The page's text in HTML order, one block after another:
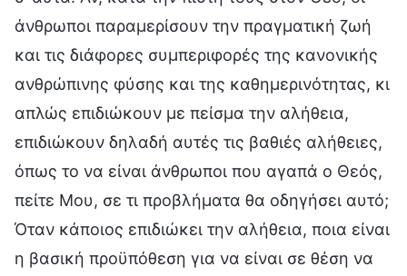
άνθρωποι παραμερίσουν την πραγματική ζωή
και τις διάφορες συμπεριφορές της κανονικής
ανθρώπινης φύσης και της καθημερινότητας, κι
απλώς επιδιώκουν με πείσμα την αλήθεια,
επιδιώκουν δηλαδή αυτές τις βαθιές αλήθειες,
όπως το να είναι άνθρωποι που αγαπά ο Θεός,
πείτε Μου, σε τι προβλήματα θα οδηγήσει αυτό;
Όταν κάποιος επιδιώκει την αλήθεια, ποια είναι
η βασική προϋπόθεση για να είναι σε θέση να